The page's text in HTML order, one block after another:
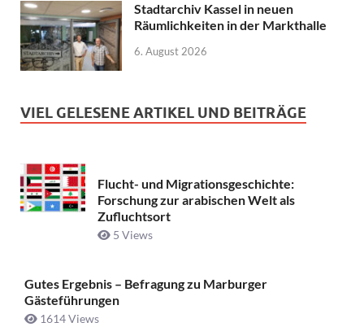
Stadtarchiv Kassel in neuen
Räumlichkeiten in der Markthalle
6. August 2026
VIEL GELESENE ARTIKEL UND BEITRÄGE
Flucht- und Migrationsgeschichte:
Forschung zur arabischen Welt als
Zufluchtsort
5 Views
Gutes Ergebnis – Befragung zu Marburger
Gästeführungen
1614 Views